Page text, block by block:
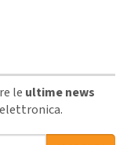
le ultime news